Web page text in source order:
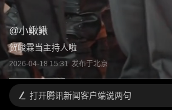
@小鳅鳅
贺峻霖当主持人啦
2026-04-18 15:31 发布于北京
打开腾讯新闻客户端说两句